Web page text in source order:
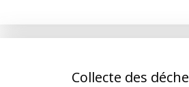
Collecte des